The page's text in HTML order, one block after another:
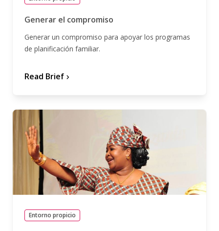
Generar el compromiso
Generar un compromiso para apoyar los programas
de planificación familiar.
Read Brief chevron_forward
Entorno propicio